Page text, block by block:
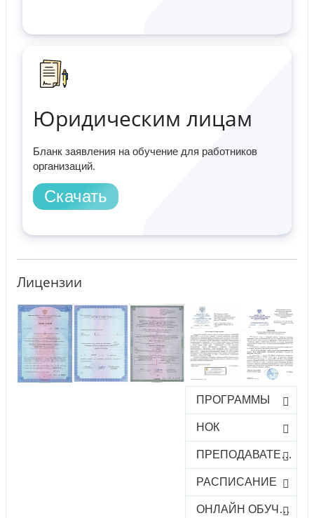
Юридическим лицам
Бланк заявления на обучение для работников
организаций.
Скачать
Лицензии
ПРОГРАММЫ
НОК
ПРЕПОДАВАТЕЛИ
РАСПИСАНИЕ
ОНЛАЙН ОБУЧЕНИЕ